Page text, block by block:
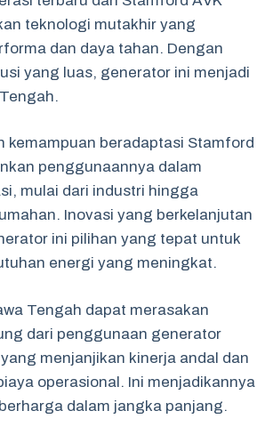
teknologi mutakhir yang
dan daya tahan. Dengan
yang luas, generator ini menjadi
kemampuan beradaptasi Stamford
penggunaannya dalam
mulai dari industri hingga
Inovasi yang berkelanjutan
ini pilihan yang tepat untuk
energi yang meningkat.
Tengah dapat merasakan
dari penggunaan generator
menjanjikan kinerja andal dan
operasional. Ini menjadikannya
dalam jangka panjang.